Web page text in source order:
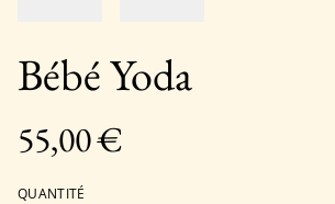
Bébé Yoda
55,00 €
QUANTITÉ